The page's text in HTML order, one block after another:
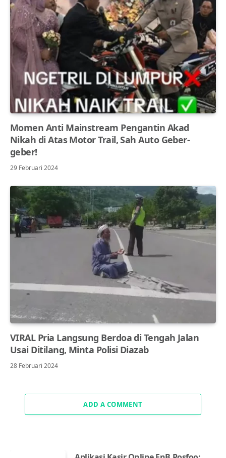
Momen Anti Mainstream Pengantin Akad
Nikah di Atas Motor Trail, Sah Auto Geber-
geber!
29 Februari 2024
VIRAL Pria Langsung Berdoa di Tengah Jalan
Usai Ditilang, Minta Polisi Diazab
28 Februari 2024
ADD A COMMENT